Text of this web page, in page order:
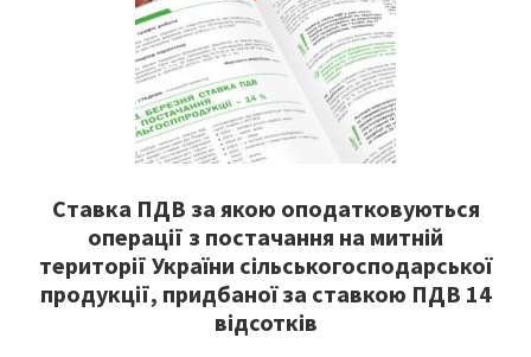
Cтавка ПДВ за якою оподатковуються
операції з постачання на митній
території України сільськогосподарської
продукції, придбаної за ставкою ПДВ 14
відсотків